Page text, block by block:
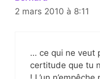
2 mars 2010 à 8:11
… ce qui ne veut
certitude que tu